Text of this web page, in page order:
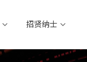
招贤纳士